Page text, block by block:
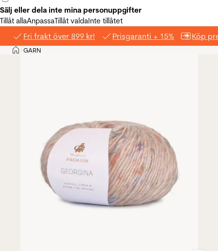
Sälj eller dela inte mina personuppgifter
Tillåt allaAnpassaTillåt valdaInte tillåtet
Fri frakt över 899 kr! Prisgaranti + 15% Köp
Hem
>GARN